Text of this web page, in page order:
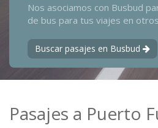
Nos asociamos con Busbud
de bus para tus viajes en
Buscar pasajes en Busbud
Pasajes a Puerto